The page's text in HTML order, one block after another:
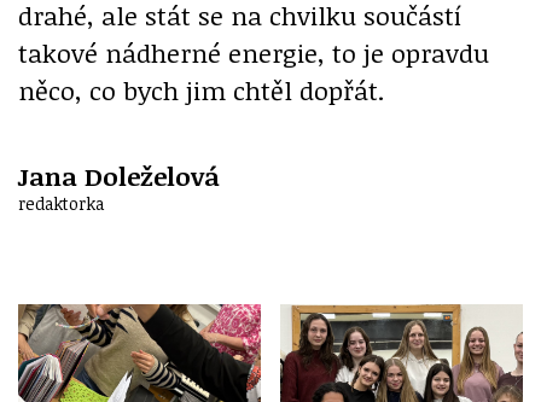
drahé, ale stát se na chvilku součástí
takové nádherné energie, to je opravdu
něco, co bych jim chtěl dopřát.
Jana Doleželová
redaktorka